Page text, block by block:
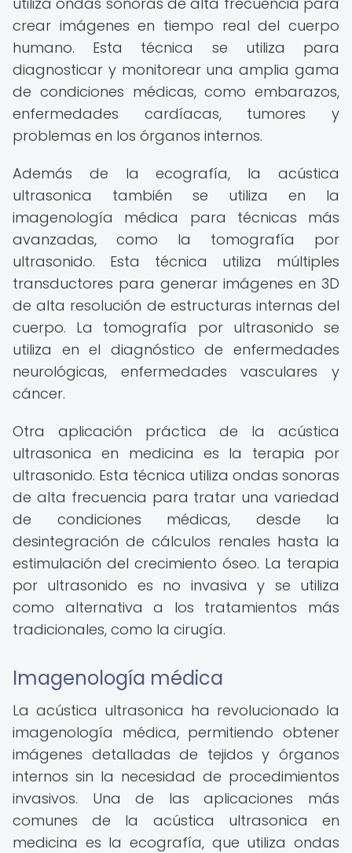
crear imágenes en tiempo real del cuerpo
humano. Esta técnica se utiliza para
diagnosticar y monitorear una amplia gama
de condiciones médicas, como embarazos,
enfermedades cardíacas, tumores y
problemas en los órganos internos.
Además de la ecografía, la acústica
ultrasonica también se utiliza en la
imagenología médica para técnicas más
avanzadas, como la tomografía por
ultrasonido. Esta técnica utiliza múltiples
transductores para generar imágenes en 3D
de alta resolución de estructuras internas del
cuerpo. La tomografía por ultrasonido se
utiliza en el diagnóstico de enfermedades
neurológicas, enfermedades vasculares y
cáncer.
Otra aplicación práctica de la acústica
ultrasonica en medicina es la terapia por
ultrasonido. Esta técnica utiliza ondas sonoras
de alta frecuencia para tratar una variedad
de condiciones médicas, desde la
desintegración de cálculos renales hasta la
estimulación del crecimiento óseo. La terapia
por ultrasonido es no invasiva y se utiliza
como alternativa a los tratamientos más
tradicionales, como la cirugía.
Imagenología médica
La acústica ultrasonica ha revolucionado la
imagenología médica, permitiendo obtener
imágenes detalladas de tejidos y órganos
internos sin la necesidad de procedimientos
invasivos. Una de las aplicaciones más
comunes de la acústica ultrasonica en
medicina es la ecografía, que utiliza ondas